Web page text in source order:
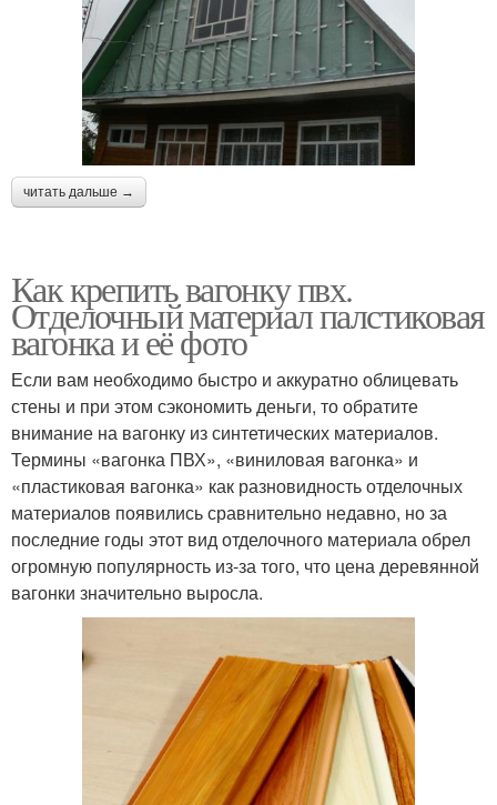
читать дальше →
Как крепить вагонку пвх.
Отделочный материал палстиковая
вагонка и её фото
Если вам необходимо быстро и аккуратно облицевать
стены и при этом сэкономить деньги, то обратите
внимание на вагонку из синтетических материалов.
Термины «вагонка ПВХ», «виниловая вагонка» и
«пластиковая вагонка» как разновидность отделочных
материалов появились сравнительно недавно, но за
последние годы этот вид отделочного материала обрел
огромную популярность из-за того, что цена деревянной
вагонки значительно выросла.